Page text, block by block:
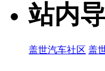
站内
盖世汽车社区 盖